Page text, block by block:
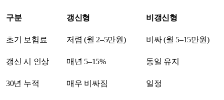
구분 갱신형 비갱신형
초기 보험료 저렴 (월 2–5만원) 비싸 (월 5–15만원)
갱신 시 인상 매년 5–15% 동일 유지
30년 누적 매우 비싸짐 일정